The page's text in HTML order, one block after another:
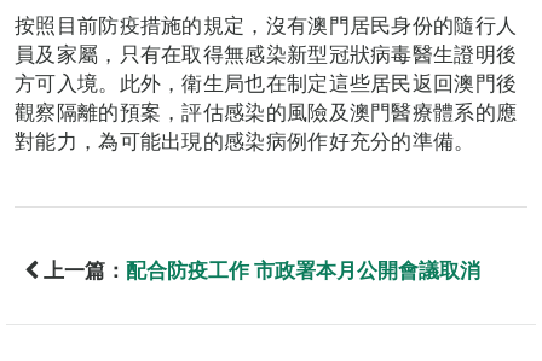
按照目前防疫措施的規定，沒有澳門居民身份的隨行人
員及家屬，只有在取得無感染新型冠狀病毒醫生證明後
方可入境。此外，衛生局也在制定這些居民返回澳門後
觀察隔離的預案，評估感染的風險及澳門醫療體系的應
對能力，為可能出現的感染病例作好充分的準備。
上一篇： 配合防疫工作 市政署本月公開會議取消